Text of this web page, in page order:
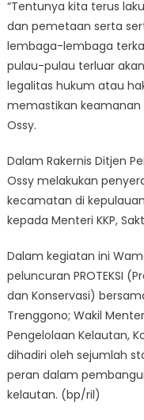
“Tentunya kita terus
dan pemetaan serta
lembaga-lembaga
pulau-pulau terluar
legalitas hukum atau
memastikan keamanan
Ossy.
Dalam Rakernis Ditjen
Ossy melakukan
kecamatan di
kepada Menteri KKP,
Dalam kegiatan ini
peluncuran PROTEKSI
dan Konservasi)
Trenggono; Wakil
Pengelolaan Kelautan,
dihadiri oleh sejumlah
peran dalam
kelautan. (bp/ril)